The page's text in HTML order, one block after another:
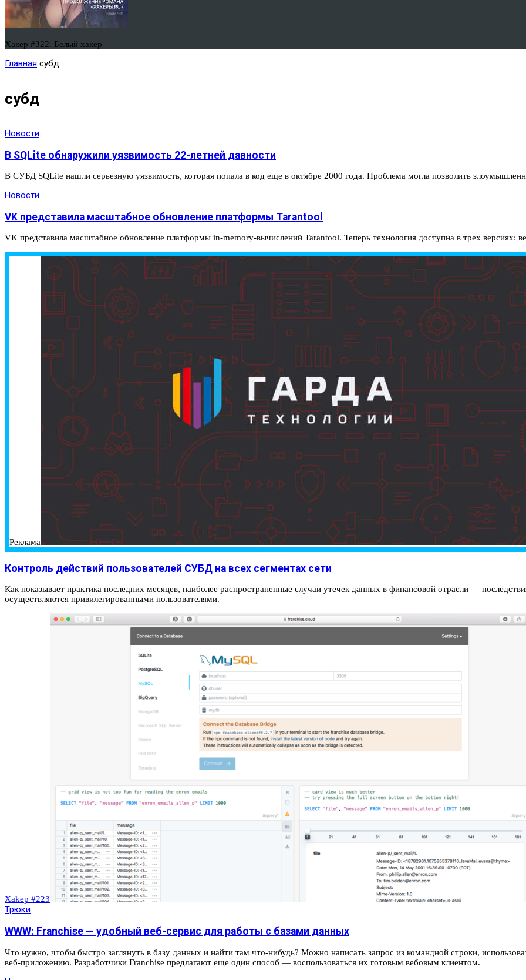
Хакер #322. Белый хакер
Главная субд
субд
Новости
В SQLite обнаружили уязвимость 22-летней давности
В СУБД SQLite нашли серьезную уязвимость, которая попала в код еще в октябре 2000 года. Проблема могла позволить
Новости
VK представила масштабное обновление платформы Tarantool
VK представила масштабное обновление платформы in-memory-вычислений Tarantool. Теперь технология доступна в трех версиях:
Реклама
Контроль действий пользователей СУБД на всех сегментах сети
Как показывает практика последних месяцев, наиболее распространенные случаи утечек данных в финансовой отрасли —
осуществляются привилегированными пользователями.
Xakep #223
Трюки
WWW: Franchise — удобный веб-сервис для работы с базами данных
Что нужно, чтобы быстро заглянуть в базу данных и найти там что-нибудь? Можно написать запрос из командной строки,
веб-приложению. Разработчики Franchise предлагают еще один способ — воспользоваться их готовым вебовым клиентом.